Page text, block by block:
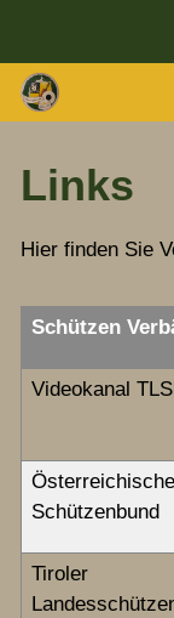
Links
Hier finden Sie
Schützen
Videokanal
Schützenbund
Tiroler